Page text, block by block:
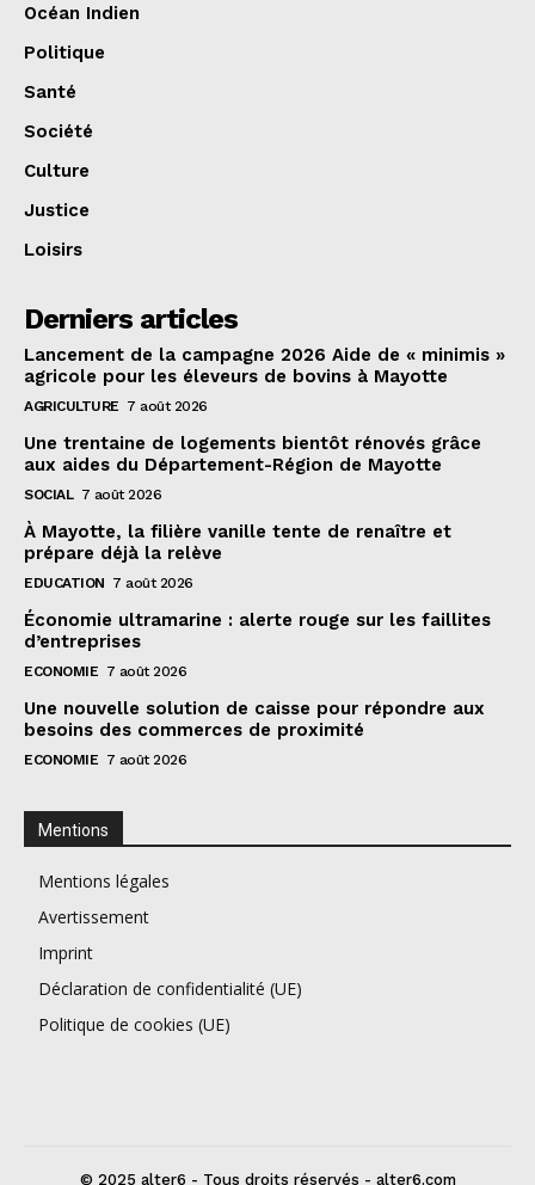
Océan Indien
Politique
Santé
Société
Culture
Justice
Loisirs
Derniers articles
Lancement de la campagne 2026 Aide de « minimis »
agricole pour les éleveurs de bovins à Mayotte
AGRICULTURE 7 août 2026
Une trentaine de logements bientôt rénovés grâce
aux aides du Département-Région de Mayotte
SOCIAL 7 août 2026
À Mayotte, la filière vanille tente de renaître et
prépare déjà la relève
EDUCATION 7 août 2026
Économie ultramarine : alerte rouge sur les faillites
d’entreprises
ECONOMIE 7 août 2026
Une nouvelle solution de caisse pour répondre aux
besoins des commerces de proximité
ECONOMIE 7 août 2026
Mentions
Mentions légales
Avertissement
Imprint
Déclaration de confidentialité (UE)
Politique de cookies (UE)
© 2025 alter6 - Tous droits réservés - alter6.com